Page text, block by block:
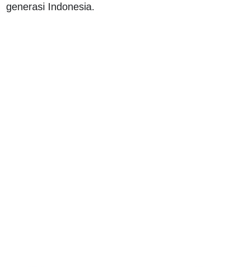
generasi Indonesia.